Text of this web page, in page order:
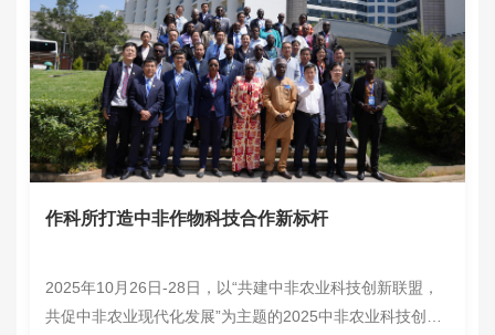
作科所打造中非作物科技合作新标杆
2025年10月26日-28日，以“共建中非农业科技创新联盟，
共促中非农业现代化发展”为主题的2025中非农业科技创新